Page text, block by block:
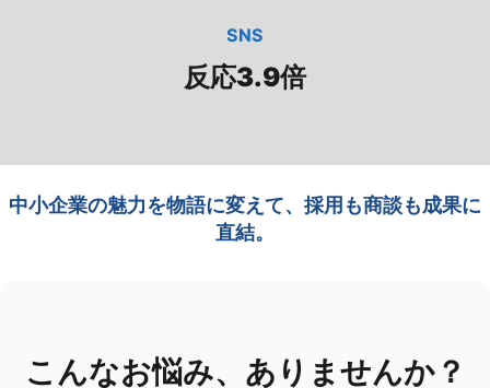
SNS
反応3.9倍
中小企業の魅力を物語に変えて、採用も商談も成果に
直結。
こんなお悩み、ありませんか？